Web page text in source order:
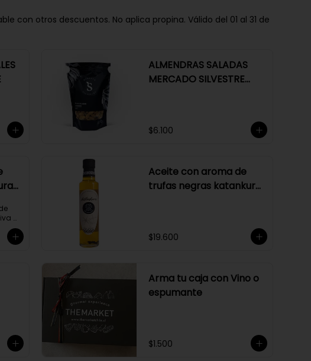
con otros descuentos. No aplica propina. Válido del 01 al 31 de
ALMENDRAS SALADAS
MERCADO SILVESTRE
$6.100
Aceite con aroma de
trufas negras katankura
$19.600
Arma tu caja con Vino o
espumante
$1.500